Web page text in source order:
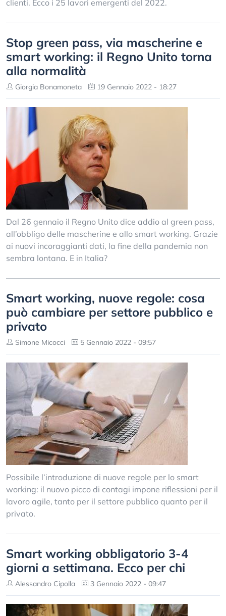
clienti. Ecco i 25 lavori emergenti del 2022.
Stop green pass, via mascherine e
smart working: il Regno Unito torna
alla normalità
Giorgia Bonamoneta 19 Gennaio 2022 - 18:27
Dal 26 gennaio il Regno Unito dice addio al green pass,
all’obbligo delle mascherine e allo smart working. Grazie
ai nuovi incoraggianti dati, la fine della pandemia non
sembra lontana. E in Italia?
Smart working, nuove regole: cosa
può cambiare per settore pubblico e
privato
Simone Micocci 5 Gennaio 2022 - 09:57
Possibile l’introduzione di nuove regole per lo smart
working: il nuovo picco di contagi impone riflessioni per il
lavoro agile, tanto per il settore pubblico quanto per il
privato.
Smart working obbligatorio 3-4
giorni a settimana. Ecco per chi
Alessandro Cipolla 3 Gennaio 2022 - 09:47